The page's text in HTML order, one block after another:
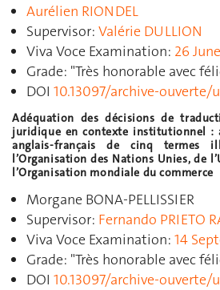
Aurélien RIONDEL
Supervisor: Valérie DULLION
Viva Voce Examination: 26
Grade: "Très honorable avec
DOI 10.13097/archive-ouverte/
Adéquation des décisions de
juridique en contexte institutionnel :
anglais-français de cinq termes
l’Organisation des Nations Unies, de
l’Organisation mondiale du commerce
Morgane BONA-PELLISSIER
Supervisor: Fernando PRIETO
Viva Voce Examination: 14
Grade: "Très honorable avec
DOI 10.13097/archive-ouverte/